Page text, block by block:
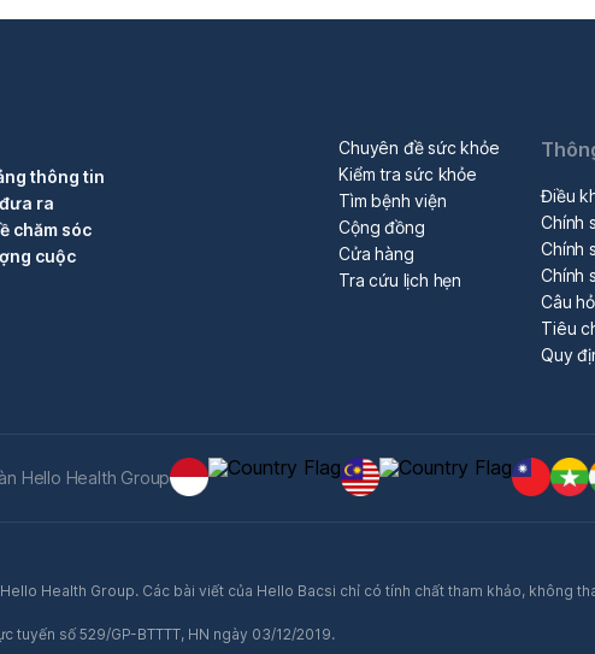
thông tin
ra
chăm sóc
cuộc
Chuyên đề sức khỏe
Kiểm tra sức khỏe
Tìm bệnh viện
Cộng đồng
Cửa hàng
Tra cứu lịch hẹn
Điều
Chính
Chính
Chính
Câu
Tiêu
Quy
Hello Health Group
Health Group. Các bài viết của Hello Bacsi chỉ có tính chất tham khảo, không
tuyến số 529/GP-BTTTT, HN ngày 03/12/2019.